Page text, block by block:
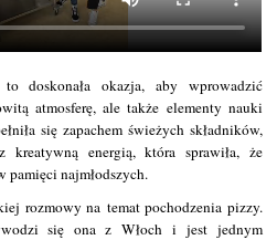
doskonała okazja, aby wprowadzić
atmosferę, ale także elementy nauki
się zapachem świeżych składników,
kreatywną energią, która sprawiła, że
pamięci najmłodszych.
rozmowy na temat pochodzenia pizzy.
się ona z Włoch i jest jednym